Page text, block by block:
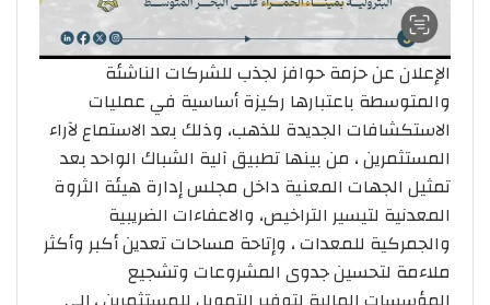
الإعلان عن حزمة حوافز لجذب للشركات الناشئة
والمتوسطة باعتبارها ركيزة أساسية في عمليات
الاستكشافات الجديدة للذهب، وذلك بعد الاستماع لآراء
المستثمرين ، من بينها تطبيق آلية الشباك الواحد بعد
تمثيل الجهات المعنية داخل مجلس إدارة هيئة الثروة
المعدنية لتيسير التراخيص، والاعفاءات الضريبية
والجمركية للمعدات ، وإتاحة مساحات تعدين أكبر وأكثر
ملاءمة لتحسين جدوى المشروعات وتشجيع